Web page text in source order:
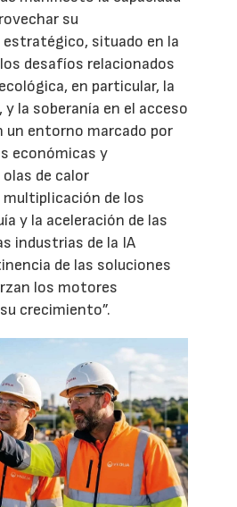
su
situado en la
desafíos relacionados
en particular, la
y la soberanía en el acceso
un entorno marcado por
económicas y
de calor
multiplicación de los
y la aceleración de las
industrias de la IA
de las soluciones
los motores
crecimiento”.